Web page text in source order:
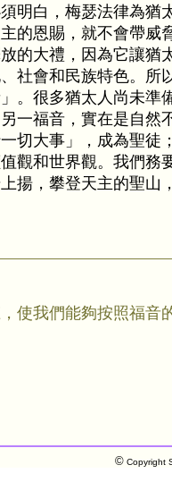
明白，梅瑟法律為猶
的恩賜，就不會帶威
的大禮，因為它讓猶
社會和民族特色。所
。很多猶太人尚未準
一福音，實在是自然
切大事」，成為聖徒
觀和世界觀。我們務
揚，攀登天主的聖山
使我們能夠按照福音
© Copyright